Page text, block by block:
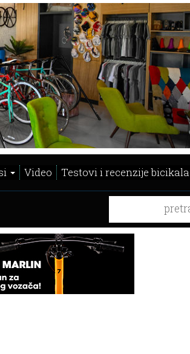
Video Testovi i recenzije bicikala